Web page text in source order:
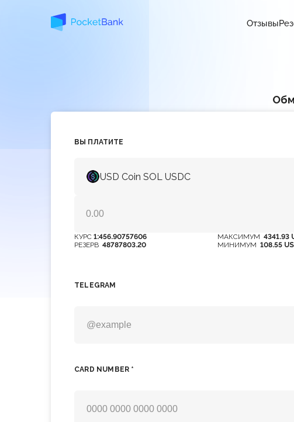
Отзывы
ВЫ ПЛАТИТЕ
USD Coin SOL USDC
РЕЗЕРВ 48787803.20
КУРС 1:456.90757606
МИНИМУМ108.55
МАКСИМУМ4341.93
TELEGRAM
CARD NUMBER *